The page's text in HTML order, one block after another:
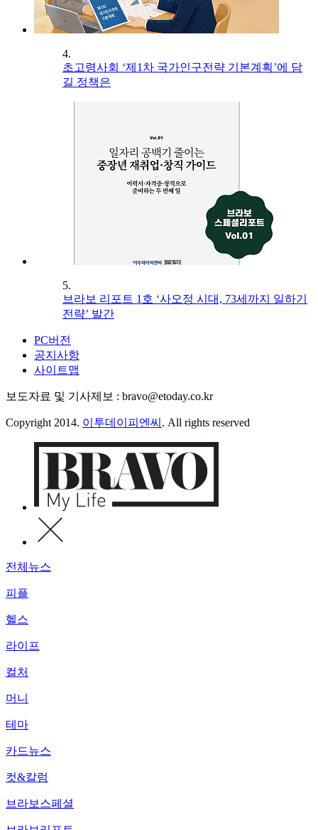
4.
초고령사회 ‘제1차 국가인구전략 기본계획’에 담
길 정책은
5.
브라보 리포트 1호 ‘사오정 시대, 73세까지 일하기
전략’ 발간
PC버전
공지사항
사이트맵
보도자료 및 기사제보 : bravo@etoday.co.kr
Copyright 2014. 이투데이피엔씨 . All rights reserved
전체뉴스
피플
헬스
라이프
컬처
머니
테마
카드뉴스
컷&칼럼
브라보스페셜